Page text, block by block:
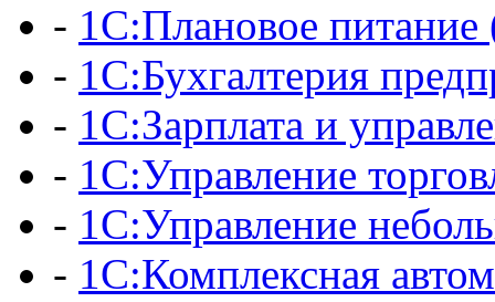
- 1С:Плановое
- 1С:Бухгалтерия
- 1С:Зарплата и
- 1С:Управление
- 1С:Управление
- 1С:Комплексная